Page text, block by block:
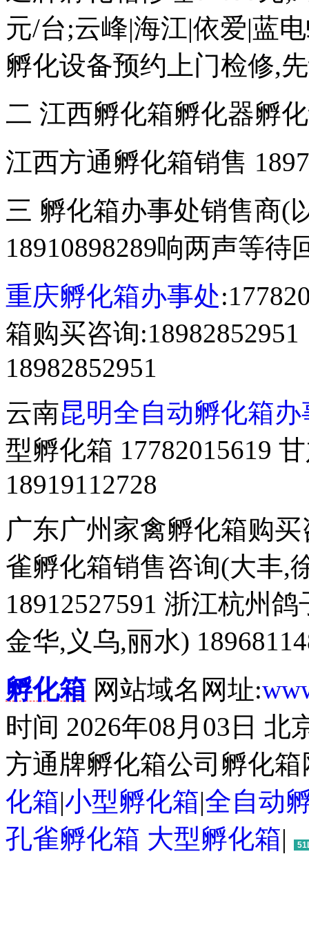
元/台;云峰|海江|依爱|蓝
孵化设备预约上门检修,
二 江西孵化箱孵化器孵
江西方通孵化箱销售
三 孵化箱办事处销售商(
18910898289响两声等
重庆孵化箱办事处
箱购买咨询
18982852951
云南昆明全自动孵化箱办
型孵化箱 17782015619
18919112728
广东广州家禽孵化箱购
雀孵化箱销售咨询(大丰,
18912527591 浙江杭州
金华,义乌,丽水)
孵化箱 网站域名网址:
时间 2026年08月03日
方通牌孵化箱公司孵化
化箱|小型孵化箱|全自动
孔雀孵化箱 大型孵化箱|